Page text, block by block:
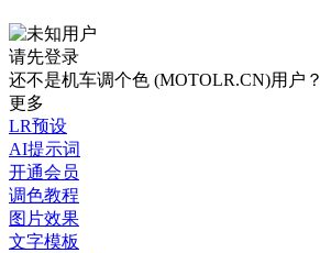
请先登录
还不是机车调个色 (MOTOLR.CN)用户？
更多
LR预设
AI提示词
开通会员
调色教程
图片效果
文字模板